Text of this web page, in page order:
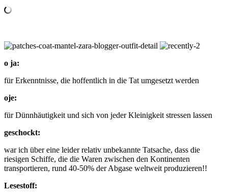
o ja:
für Erkenntnisse, die hoffentlich in die Tat umgesetzt werden
oje:
für Dünnhäutigkeit und sich von jeder Kleinigkeit stressen lassen
geschockt:
war ich über eine leider relativ unbekannte Tatsache, dass die
riesigen Schiffe, die die Waren zwischen den Kontinenten
transportieren, rund 40-50% der Abgase weltweit produzieren!!
Lesestoff: